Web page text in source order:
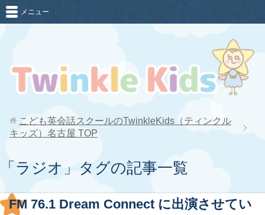
メニュー
こども英会話スクールのTwinkleKids（ティンクル
キッズ）名古屋 TOP
「ラジオ」タグの記事一覧
FM 76.1 Dream Connect に出演させてい